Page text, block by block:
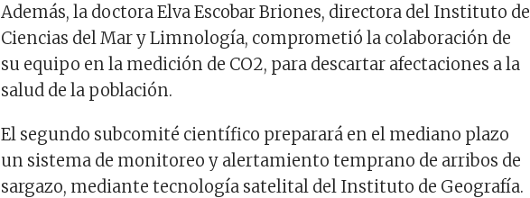
Además, la doctora Elva Escobar Briones, directora del Instituto de
Ciencias del Mar y Limnología, comprometió la colaboración de
su equipo en la medición de CO2, para descartar afectaciones a la
salud de la población.
El segundo subcomité científico preparará en el mediano plazo
un sistema de monitoreo y alertamiento temprano de arribos de
sargazo, mediante tecnología satelital del Instituto de Geografía.